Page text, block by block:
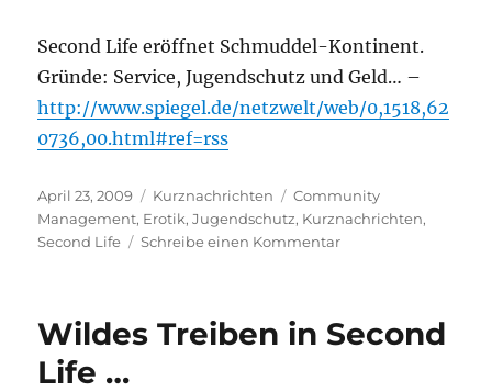
Second Life eröffnet Schmuddel-Kontinent.
Gründe: Service, Jugendschutz und Geld… –
http://www.spiegel.de/netzwelt/web/0,1518,62
0736,00.html#ref=rss
Veröffentlicht
am
April 23, 2009 Kategorien
Kurznachrichten Schlagwörter
Community
Management, Erotik,Jugendschutz, Kurznachrichten,
Second Life
Schreibe einen Kommentarzu
Schmuddel…
Wildes Treiben in Second
Life …